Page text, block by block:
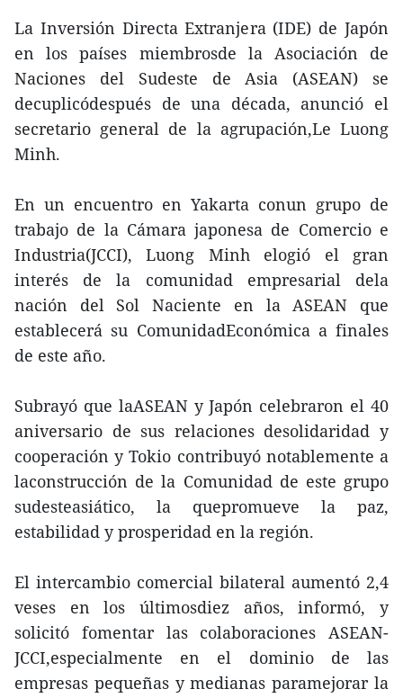
La Inversión Directa Extranjera (IDE) de Japón
en los países miembrosde la Asociación de
Naciones del Sudeste de Asia (ASEAN) se
decuplicódespués de una década, anunció el
secretario general de la agrupación,Le Luong
Minh.
En un encuentro en Yakarta conun grupo de
trabajo de la Cámara japonesa de Comercio e
Industria(JCCI), Luong Minh elogió el gran
interés de la comunidad empresarial dela
nación del Sol Naciente en la ASEAN que
establecerá su ComunidadEconómica a finales
de este año.
Subrayó que laASEAN y Japón celebraron el 40
aniversario de sus relaciones desolidaridad y
cooperación y Tokio contribuyó notablemente a
laconstrucción de la Comunidad de este grupo
sudesteasiático, la quepromueve la paz,
estabilidad y prosperidad en la región.
El intercambio comercial bilateral aumentó 2,4
veses en los últimosdiez años, informó, y
solicitó fomentar las colaboraciones ASEAN-
JCCI,especialmente en el dominio de las
empresas pequeñas y medianas paramejorar la